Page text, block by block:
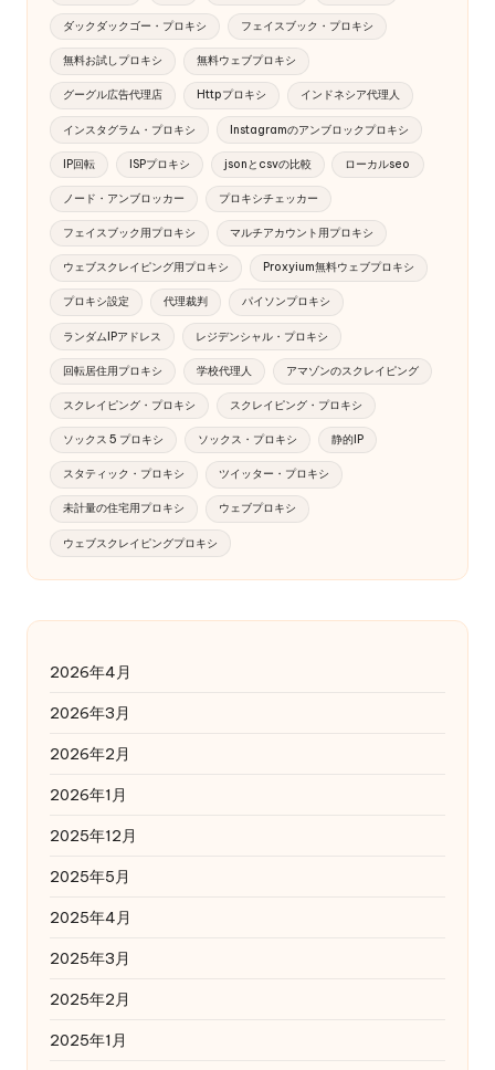
ダックダックゴー・プロキシ フェイスブック・プロキシ
無料お試しプロキシ 無料ウェブプロキシ
グーグル広告代理店 Httpプロキシ インドネシア代理人
インスタグラム・プロキシ Instagramのアンブロックプロキシ
IP回転 ISPプロキシ jsonとcsvの比較 ローカルseo
ノード・アンブロッカー プロキシチェッカー
フェイスブック用プロキシ マルチアカウント用プロキシ
ウェブスクレイピング用プロキシ Proxyium無料ウェブプロキシ
プロキシ設定 代理裁判 パイソンプロキシ
ランダムIPアドレス レジデンシャル・プロキシ
回転居住用プロキシ 学校代理人 アマゾンのスクレイピング
スクレイピング・プロキシ スクレイピング・プロキシ
ソックス 5 プロキシ ソックス・プロキシ 静的IP
スタティック・プロキシ ツイッター・プロキシ
未計量の住宅用プロキシ ウェブプロキシ
ウェブスクレイピングプロキシ
2026年4月
2026年3月
2026年2月
2026年1月
2025年12月
2025年5月
2025年4月
2025年3月
2025年2月
2025年1月